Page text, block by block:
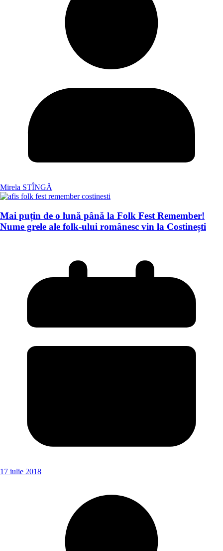
Mirela STÎNGĂ
Mai puțin de o lună până la Folk Fest Remember!
Nume grele ale folk-ului românesc vin la Costinești
17 iulie 2018